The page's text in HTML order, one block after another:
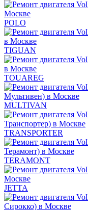
POLO
TIGUAN
TOUAREG
MULTIVAN
TRANSPORTER
TERAMONT
JETTA